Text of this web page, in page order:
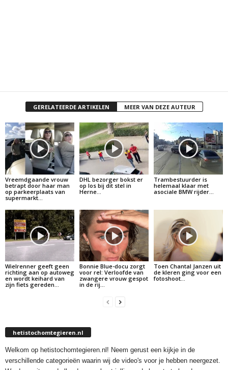
GERELATEERDE ARTIKELEN MEER VAN DEZE AUTEUR
Vreemdgaande vrouw
betrapt door haar man
op parkeerplaats van
supermarkt…
DHL bezorger bokst er
op los bij dit stel in
Herne…
Trambestuurder is
helemaal klaar met
asociale BMW rijder…
Wielrenner geeft geen
richting aan op autoweg
en wordt keihard van
zijn fiets gereden…
Bonnie Blue-docu zorgt
voor rel: Verloofde van
zwangere vrouw gespot
in de rij…
Toen Chantal Janzen uit
de kleren ging voor een
fotoshoot…
hetistochomtegieren.nl
Welkom op hetistochomtegieren.nl! Neem gerust een kijkje in de
verschillende categorieën waarin wij de video's voor je hebben neergezet.